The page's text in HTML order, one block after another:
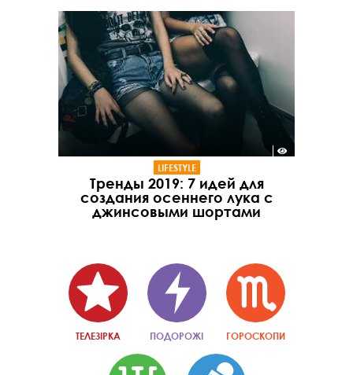
LIFESTYLE
Тренды 2019: 7 идей для
создания осеннего лука с
джинсовыми шортами
ТЕЛЕЗІРКА ПОДОРОЖІ ГОРОСКОПИ